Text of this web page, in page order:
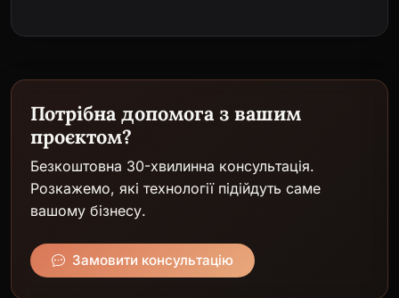
Потрібна допомога з вашим
проєктом?
Безкоштовна 30-хвилинна консультація.
Розкажемо, які технології підійдуть саме
вашому бізнесу.
Замовити консультацію